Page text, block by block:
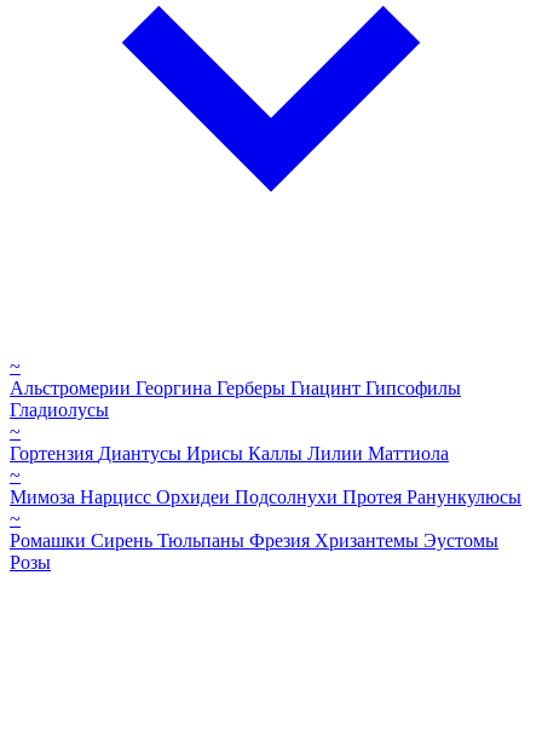
~
Альстромерии Георгина Герберы Гиацинт Гипсофилы
Гладиолусы
~
Гортензия Диантусы Ирисы Каллы Лилии Маттиола
~
Мимоза Нарцисс Орхидеи Подсолнухи Протея Ранункулюсы
~
Ромашки Сирень Тюльпаны Фрезия Хризантемы Эустомы
Розы